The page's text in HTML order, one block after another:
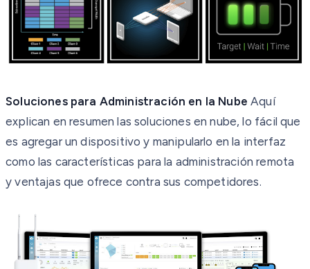
Soluciones para Administración en la Nube Aquí
explican en resumen las soluciones en nube, lo fácil que
es agregar un dispositivo y manipularlo en la interfaz
como las características para la administración remota
yventajas que ofrece contra sus competidores.